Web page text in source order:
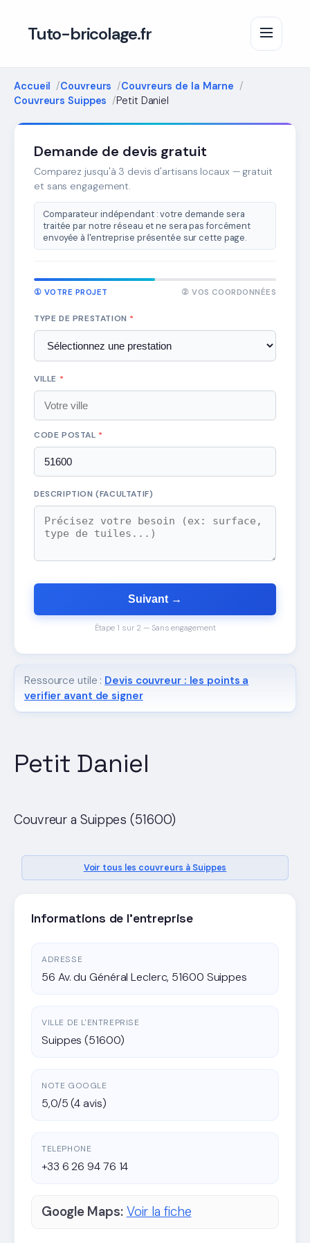
Tuto-bricolage.fr
Accueil Couvreurs
Couvreurs de la Marne
Couvreurs Suippes
Petit Daniel
Petit Daniel
Couvreur a Suippes (51600)
Voir tous les couvreurs à Suippes
Informations de l'entreprise
ADRESSE
56 Av. du Général Leclerc, 51600 Suippes
VILLE DE L'ENTREPRISE
Suippes (51600)
NOTE GOOGLE
5,0/5 (4 avis)
TELEPHONE
+33 6 26 94 76 14
Google Maps: Voir la fiche
Demande de devis gratuit
Comparez jusqu'à 3 devis d'artisans locaux — gratuit
et sans engagement.
Comparateur indépendant : votre demande sera
traitée par notre réseau et ne sera pas forcément
envoyée à l'entreprise présentée sur cette page.
① VOTRE PROJET ② VOS COORDONNÉES
TYPE DE PRESTATION *
VILLE *
CODE POSTAL *
DESCRIPTION (FACULTATIF)
Suivant →
Étape 1 sur 2 — Sans engagement
Ressource utile : Devis couvreur : les points a
verifier avant de signer